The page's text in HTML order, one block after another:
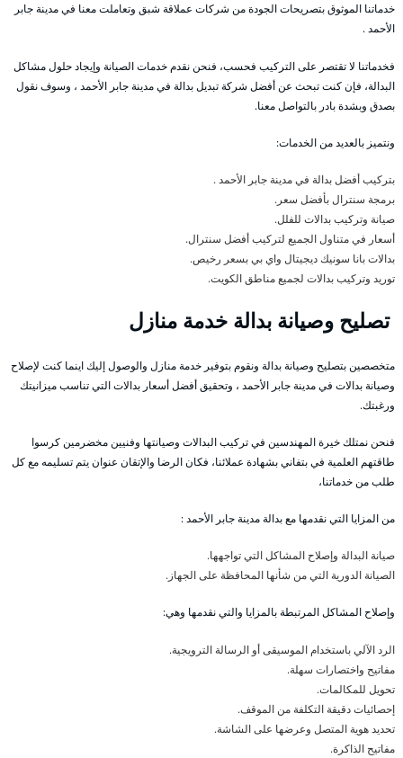
خدماتنا الموثوق بتصريحات الجودة من شركات عملاقة شبق وتعاملت معنا في مدينة جابر
الأحمد .
فخدماتنا لا تقتصر على التركيب فحسب، فنحن نقدم خدمات الصيانة وإيجاد حلول مشاكل
البدالة، فإن كنت تبحث عن أفضل شركة تبديل بدالة في مدينة جابر الأحمد ، وسوف نقول
بصدق وبشدة بادر بالتواصل معنا.
ونتميز بالعديد من الخدمات:
بتركيب أفضل بدالة في مدينة جابر الأحمد .
برمجة سنترال بأفضل سعر.
صيانة وتركيب بدالات للفلل.
أسعار في متناول الجميع لتركيب أفضل سنترال.
بدالات بانا سونيك ديجيتال واي بي بسعر رخيص.
توريد وتركيب بدالات لجميع مناطق الكويت.
تصليح وصيانة بدالة خدمة منازل
متخصصين بتصليح وصيانة بدالة ونقوم بتوفير خدمة منازل والوصول إليك اينما كنت لإصلاح
وصيانة بدالات في مدينة جابر الأحمد ، وتحقيق أفضل أسعار بدالات التي تناسب ميزانيتك
ورغبتك.
فنحن نمتلك خيرة المهندسين في تركيب البدالات وصيانتها وفنيين مخضرمين كرسوا
طاقتهم العلمية في بتفاني بشهادة عملائنا، فكان الرضا والإتقان عنوان يتم تسليمه مع كل
طلب من خدماتنا،
من المزايا التي نقدمها مع بدالة مدينة جابر الأحمد :
صيانة البدالة وإصلاح المشاكل التي تواجهها.
الصيانة الدورية التي من شأنها المحافظة على الجهاز.
وإصلاح المشاكل المرتبطة بالمزايا والتي نقدمها وهي:
الرد الآلي باستخدام الموسيقى أو الرسالة الترويجية.
مفاتيح واختصارات سهلة.
تحويل للمكالمات.
إحصائيات دقيقة التكلفة من الموقف.
تحديد هوية المتصل وعرضها على الشاشة.
مفاتيح الذاكرة.